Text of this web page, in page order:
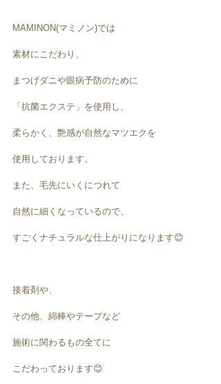
MAMINON(マミノン)では
素材にこだわり、
まつげダニや眼病予防のために
「抗菌エクステ」を使用し、
柔らかく、艶感が自然なマツエクを
使用しております。
また、毛先にいくにつれて
自然に細くなっているので、
すごくナチュラルな仕上がりになります😊
接着剤や、
その他、綿棒やテープなど
施術に関わるもの全てに
こだわっております😊